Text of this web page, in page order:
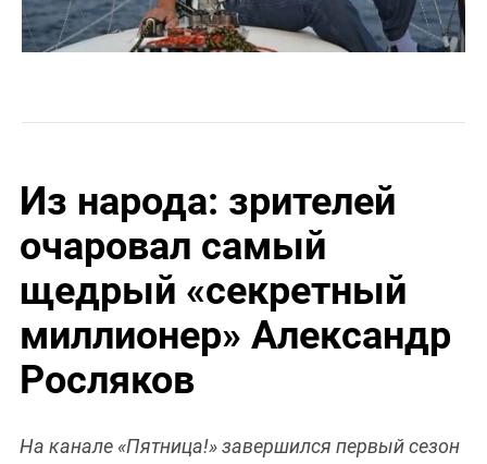
Из народа: зрителей
очаровал самый
щедрый «секретный
миллионер» Александр
Росляков
На канале «Пятница!» завершился первый сезон